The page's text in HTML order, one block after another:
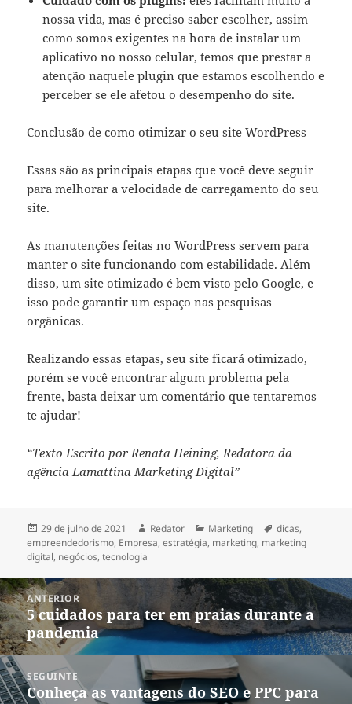
nossa vida, mas é preciso saber escolher, assim
como somos exigentes na hora de instalar um
aplicativo no nosso celular, temos que prestar a
atenção naquele plugin que estamos escolhendo e
perceber se ele afetou o desempenho do site.
Conclusão de como otimizar o seu site WordPress
Essas são as principais etapas que você deve seguir
para melhorar a velocidade de carregamento do seu
site.
As manutenções feitas no WordPress servem para
manter o site funcionando com estabilidade. Além
disso, um site otimizado é bem visto pelo Google, e
isso pode garantir um espaço nas pesquisas
orgânicas.
Realizando essas etapas, seu site ficará otimizado,
porém se você encontrar algum problema pela
frente, basta deixar um comentário que tentaremos
te ajudar!
“Texto Escrito por Renata Heining, Redatora da
agência Lamattina Marketing Digital”
Publicado
em
29 de julho de 2021 Autor
Redator Categorias
Marketing Tags
dicas,
empreendedorismo, Empresa,estratégia, marketing, marketing
digital, negócios,tecnologia
Navegação
de
Post
ANTERIOR
Post
anterior:
5 cuidados para ter em praias durante a
pandemia
SEGUINTE
Próximo
Conheça as vantagens do SEO e PPC para